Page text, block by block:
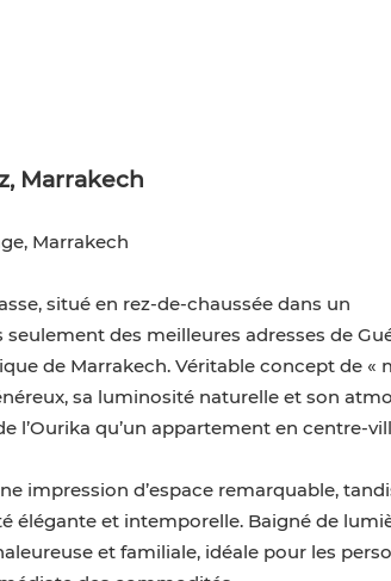
Marrakech
Marrakech
situé en rez-de-chaussée dans un
des meilleures adresses de
de Marrakech. Véritable concept de «
sa luminosité naturelle et son
l’Ourika qu’un appartement en centre-
impression d’espace remarquable,
élégante et intemporelle. Baigné de
et familiale, idéale pour les